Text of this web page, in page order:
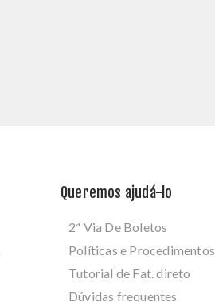
Queremos ajudá-lo
2ª Via De Boletos
Políticas e Procedimentos
Tutorial de Fat. direto
Dúvidas frequentes